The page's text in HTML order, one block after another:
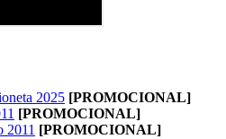
2025 [PROMOCIONAL]
[PROMOCIONAL]
2011 [PROMOCIONAL]